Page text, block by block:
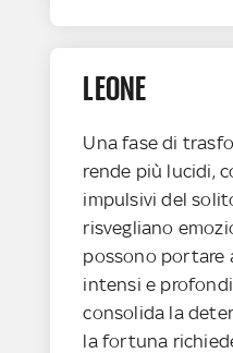
LEONE
Una fase di
rende più lucidi,
impulsivi del
risvegliano
possono portare
intensi e
consolida la
la fortuna